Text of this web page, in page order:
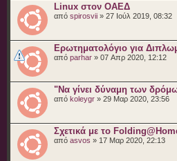
Linux στον ΟΑΕΔ
από spirosvii » 27 Ιούλ 2019, 08:32
Ερωτηματολόγιο για
από parhar » 07 Απρ 2020, 12:12
"Να γίνει δύναμη των
από koleygr » 29 Μαρ 2020, 23:56
Σχετικά με το
από asvos » 17 Μαρ 2020, 22:13